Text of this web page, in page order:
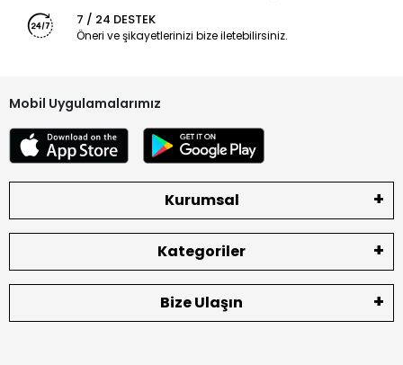
7 / 24 DESTEK
Öneri ve şikayetlerinizi bize iletebilirsiniz.
Mobil Uygulamalarımız
Kurumsal
Kategoriler
Bize Ulaşın